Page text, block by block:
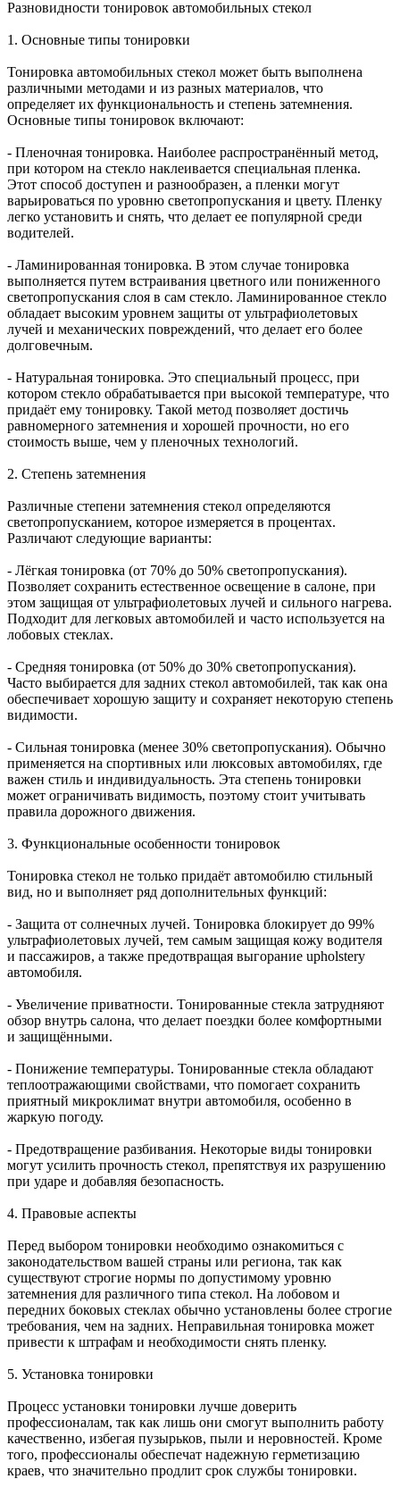
Разновидности тонировок автомобильных стекол
1. Основные типы тонировки
Тонировка автомобильных стекол может быть выполнена
различными методами и из разных материалов, что
определяет их функциональность и степень затемнения.
Основные типы тонировок включают:
- Пленочная тонировка. Наиболее распространённый метод,
при котором на стекло наклеивается специальная пленка.
Этот способ доступен и разнообразен, а пленки могут
варьироваться по уровню светопропускания и цвету. Пленку
легко установить и снять, что делает ее популярной среди
водителей.
- Ламинированная тонировка. В этом случае тонировка
выполняется путем встраивания цветного или пониженного
светопропускания слоя в сам стекло. Ламинированное стекло
обладает высоким уровнем защиты от ультрафиолетовых
лучей и механических повреждений, что делает его более
долговечным.
- Натуральная тонировка. Это специальный процесс, при
котором стекло обрабатывается при высокой температуре, что
придаёт ему тонировку. Такой метод позволяет достичь
равномерного затемнения и хорошей прочности, но его
стоимость выше, чем у пленочных технологий.
2. Степень затемнения
Различные степени затемнения стекол определяются
светопропусканием, которое измеряется в процентах.
Различают следующие варианты:
- Лёгкая тонировка (от 70% до 50% светопропускания).
Позволяет сохранить естественное освещение в салоне, при
этом защищая от ультрафиолетовых лучей и сильного нагрева.
Подходит для легковых автомобилей и часто используется на
лобовых стеклах.
- Средняя тонировка (от 50% до 30% светопропускания).
Часто выбирается для задних стекол автомобилей, так как она
обеспечивает хорошую защиту и сохраняет некоторую степень
видимости.
- Сильная тонировка (менее 30% светопропускания). Обычно
применяется на спортивных или люксовых автомобилях, где
важен стиль и индивидуальность. Эта степень тонировки
может ограничивать видимость, поэтому стоит учитывать
правила дорожного движения.
3. Функциональные особенности тонировок
Тонировка стекол не только придаёт автомобилю стильный
вид, но и выполняет ряд дополнительных функций:
- Защита от солнечных лучей. Тонировка блокирует до 99%
ультрафиолетовых лучей, тем самым защищая кожу водителя
и пассажиров, а также предотвращая выгорание upholstery
автомобиля.
- Увеличение приватности. Тонированные стекла затрудняют
обзор внутрь салона, что делает поездки более комфортными
и защищёнными.
- Понижение температуры. Тонированные стекла обладают
теплоотражающими свойствами, что помогает сохранить
приятный микроклимат внутри автомобиля, особенно в
жаркую погоду.
- Предотвращение разбивания. Некоторые виды тонировки
могут усилить прочность стекол, препятствуя их разрушению
при ударе и добавляя безопасность.
4. Правовые аспекты
Перед выбором тонировки необходимо ознакомиться с
законодательством вашей страны или региона, так как
существуют строгие нормы по допустимому уровню
затемнения для различного типа стекол. На лобовом и
передних боковых стеклах обычно установлены более строгие
требования, чем на задних. Неправильная тонировка может
привести к штрафам и необходимости снять пленку.
5. Установка тонировки
Процесс установки тонировки лучше доверить
профессионалам, так как лишь они смогут выполнить работу
качественно, избегая пузырьков, пыли и неровностей. Кроме
того, профессионалы обеспечат надежную герметизацию
краев, что значительно продлит срок службы тонировки.